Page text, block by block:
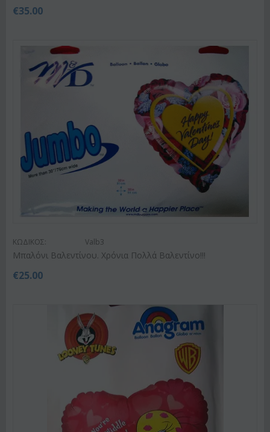
€35.00
ΚΩΔΙΚΟΣ: Valb3
Μπαλόνι Βαλεντίνου. Χρόνια Πολλά Βαλεντίνο!!!
€25.00